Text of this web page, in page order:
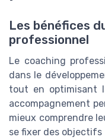
Les bénéfices
professionnel
Le coaching
dans le
tout en optimisant
accompagnement
mieux comprendre
se fixer des